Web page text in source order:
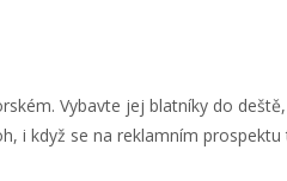
Vybavte jej blatníky do
i když se na reklamním prospektu